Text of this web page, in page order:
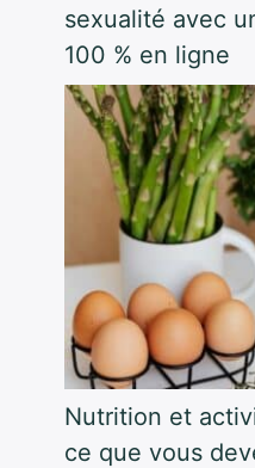
sexualité avec
100 % en ligne
Nutrition et
ce que vous